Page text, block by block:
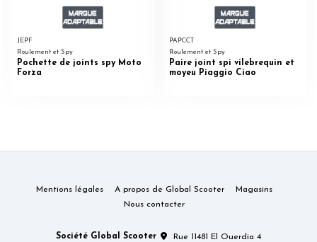
JEPF
Roulement et Spy
Pochette de joints spy Moto
Forza
PAPCCT
Roulement et Spy
Paire joint spi vilebrequin et
moyeu Piaggio Ciao
Mentions légales A propos de Global Scooter
Magasins
Nous contacter
Société Global Scooter Rue 11481 El Ouerdia 4